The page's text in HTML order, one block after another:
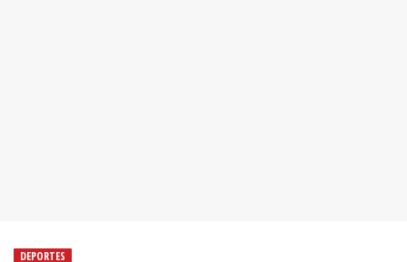
DEPORTES